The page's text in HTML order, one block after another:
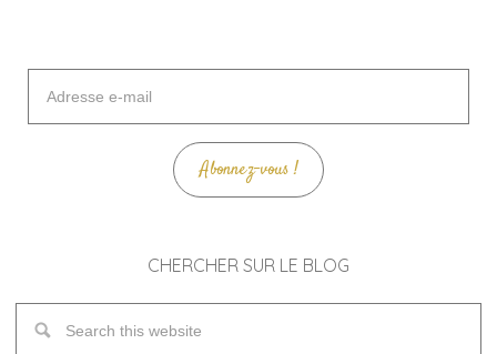
mail
Abonnez-vous !
CHERCHER SUR LE BLOG